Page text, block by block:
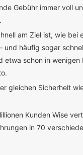
Gebühr immer voll
am Ziel ist, wie bei
und häufig sogar
etwa schon in wenigen
gleichen Sicherheit
Kunden Wise
in 70